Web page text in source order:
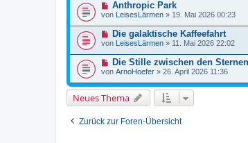
Anthropic Park
von LeisesLärmen » 19. Mai 2026 00:23
Die galaktische Kaffeefahrt
von LeisesLärmen » 11. Mai 2026 22:02
Die Stille zwischen den
von ArnoHoefer » 26. April 2026 11:36
Neues Thema
Zurück zur Foren-Übersicht